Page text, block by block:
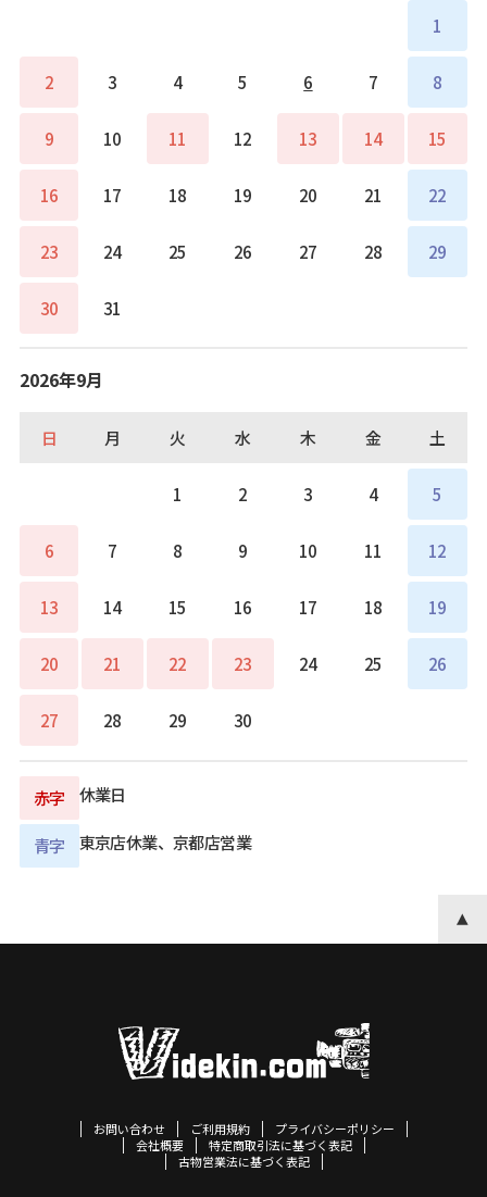
1
2 3 4 5 6 7 8
9 10 11 12 13 14 15
16 17 18 19 20 21 22
23 24 25 26 27 28 29
30 31
2026年9月
日 月 火 水 木 金 土
1 2 3 4 5
6 7 8 9 10 11 12
13 14 15 16 17 18 19
20 21 22 23 24 25 26
27 28 29 30
赤字 休業日
青字 東京店休業、京都店営業
お問い合わせ ご利用規約
プライバシーポリシー
会社概要
特定商取引法に基づく表記
古物営業法に基づく表記